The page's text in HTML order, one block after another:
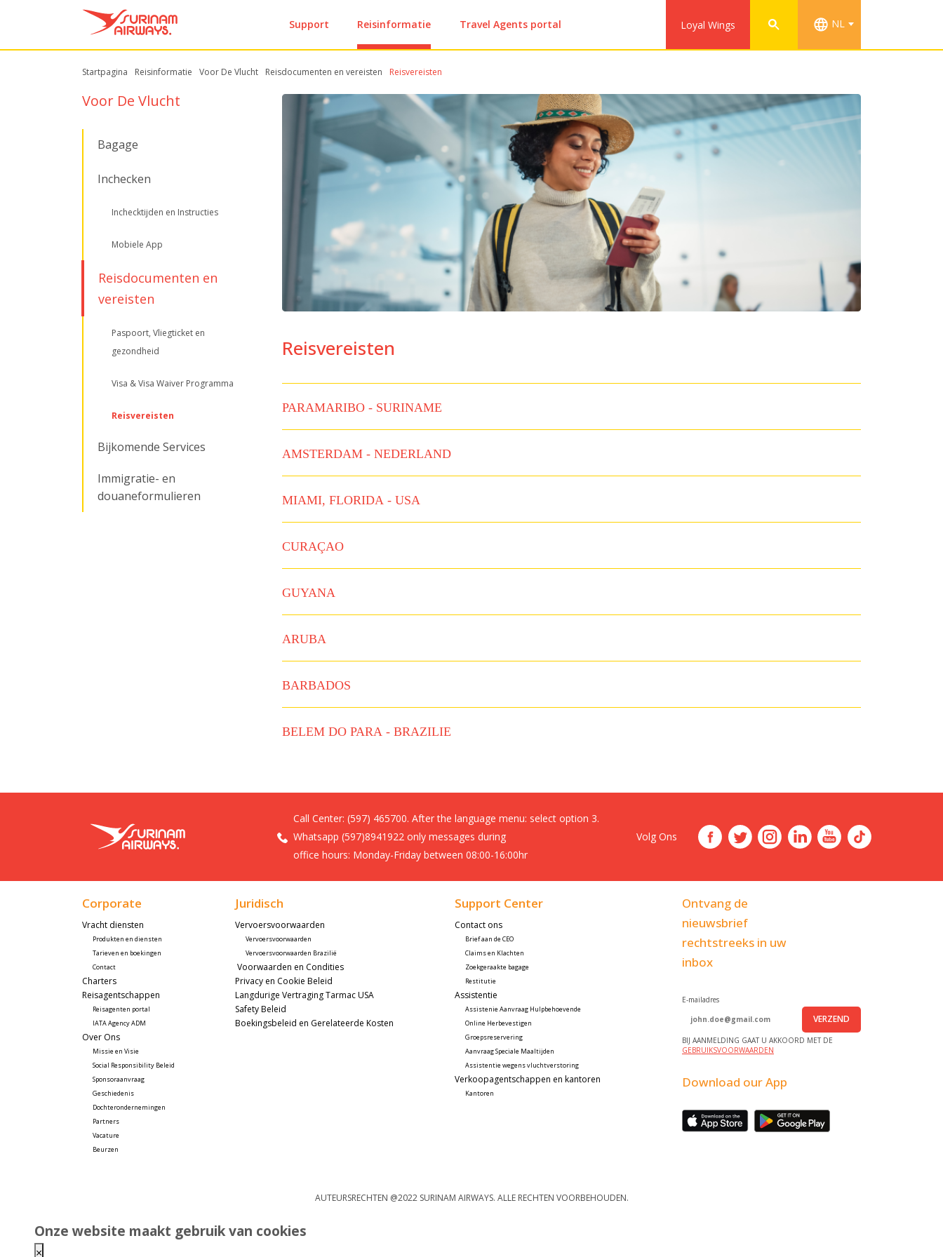
Support Reisinformatie Travel Agents portal Loyal Wings NL
Startpagina Reisinformatie Voor De Vlucht Reisdocumenten en vereisten Reisvereisten
Voor De Vlucht
Bagage
Inchecken
Inchecktijden en Instructies
Mobiele App
Reisdocumenten en
vereisten
Paspoort, Vliegticket en
gezondheid
Visa & Visa Waiver Programma
Reisvereisten
Bijkomende Services
Immigratie- en
douaneformulieren
Reisvereisten
PARAMARIBO - SURINAME
AMSTERDAM - NEDERLAND
MIAMI, FLORIDA - USA
CURAÇAO
GUYANA
ARUBA
BARBADOS
BELEM DO PARA - BRAZILIE
Call Center: (597) 465700. After the language menu: select option 3.
Whatsapp (597)8941922 only messages during
office hours: Monday-Friday between 08:00-16:00hr
Volg Ons
Corporate
Vracht diensten
Produkten en diensten
Tarieven en boekingen
Contact
Charters
Reisagentschappen
Reisagenten portal
IATA Agency ADM
Over Ons
Missie en Visie
Social Responsibility Beleid
Sponsoraanvraag
Geschiedenis
Dochterondernemingen
Partners
Vacature
Beurzen
Juridisch
Vervoersvoorwaarden
Vervoersvoorwaarden
Vervoersvoorwaarden Brazilië
Voorwaarden en Condities
Privacy en Cookie Beleid
Langdurige Vertraging Tarmac USA
Safety Beleid
Boekingsbeleid en Gerelateerde Kosten
Support Center
Contact ons
Brief aan de CEO
Claims en Klachten
Zoekgeraakte bagage
Restitutie
Assistentie
Assistenie Aanvraag Hulpbehoevende
Online Herbevestigen
Groepsreservering
Aanvraag Speciale Maaltijden
Assistentie wegens vluchtverstoring
Verkoopagentschappen en kantoren
Kantoren
Ontvang de
nieuwsbrief
rechtstreeks in uw
inbox
E-mailadres
VERZEND
BIJ AANMELDING GAAT U AKKOORD MET DE
GEBRUIKSVOORWAARDEN
Download our App
AUTEURSRECHTEN @2022 SURINAM AIRWAYS. ALLE RECHTEN VOORBEHOUDEN.
Onze website maakt gebruik van cookies
×